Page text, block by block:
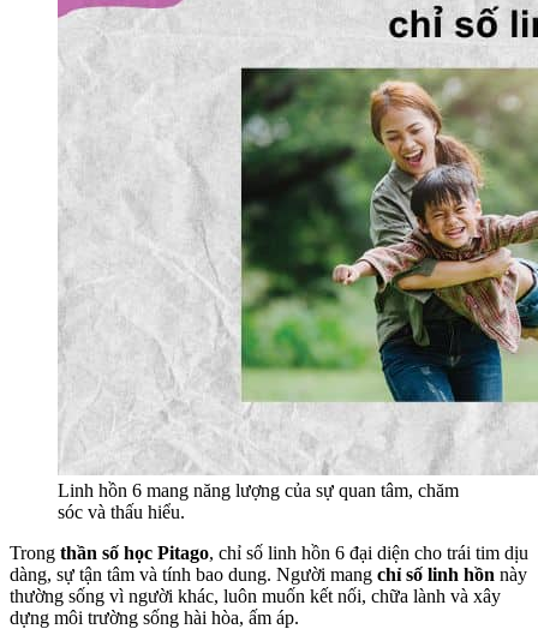
Linh hồn 6 mang năng lượng của sự quan tâm, chăm
sóc và thấu hiểu.
Trong thần số học Pitago, chỉ số linh hồn 6 đại diện cho trái tim dịu
dàng, sự tận tâm và tính bao dung. Người mang chỉ số linh hồn này
thường sống vì người khác, luôn muốn kết nối, chữa lành và xây
dựng môi trường sống hài hòa, ấm áp.